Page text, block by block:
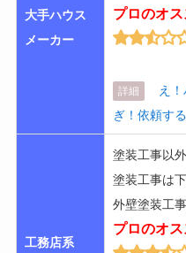
大手ハウス
メーカー
プロのオ
詳細
え
ぎ！依頼す
工務店系
塗装工事以
塗装工事は
外壁塗装工
プロのオ